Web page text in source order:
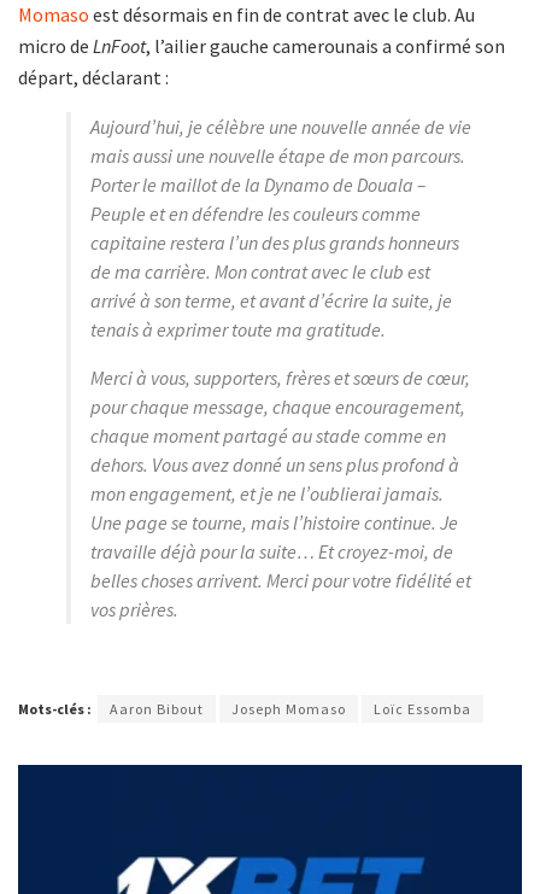
Momaso est désormais en fin de contrat avec le club. Au
micro de LnFoot, l’ailier gauche camerounais a confirmé son
départ, déclarant :
Aujourd’hui, je célèbre une nouvelle année de vie
mais aussi une nouvelle étape de mon parcours.
Porter le maillot de la Dynamo de Douala –
Peuple et en défendre les couleurs comme
capitaine restera l’un des plus grands honneurs
de ma carrière. Mon contrat avec le club est
arrivé à son terme, et avant d’écrire la suite, je
tenais à exprimer toute ma gratitude.
Merci à vous, supporters, frères et sœurs de cœur,
pour chaque message, chaque encouragement,
chaque moment partagé au stade comme en
dehors. Vous avez donné un sens plus profond à
mon engagement, et je ne l’oublierai jamais.
Une page se tourne, mais l’histoire continue. Je
travaille déjà pour la suite… Et croyez-moi, de
belles choses arrivent. Merci pour votre fidélité et
vos prières.
Mots-clés : Aaron Bibout Joseph Momaso Loïc Essomba